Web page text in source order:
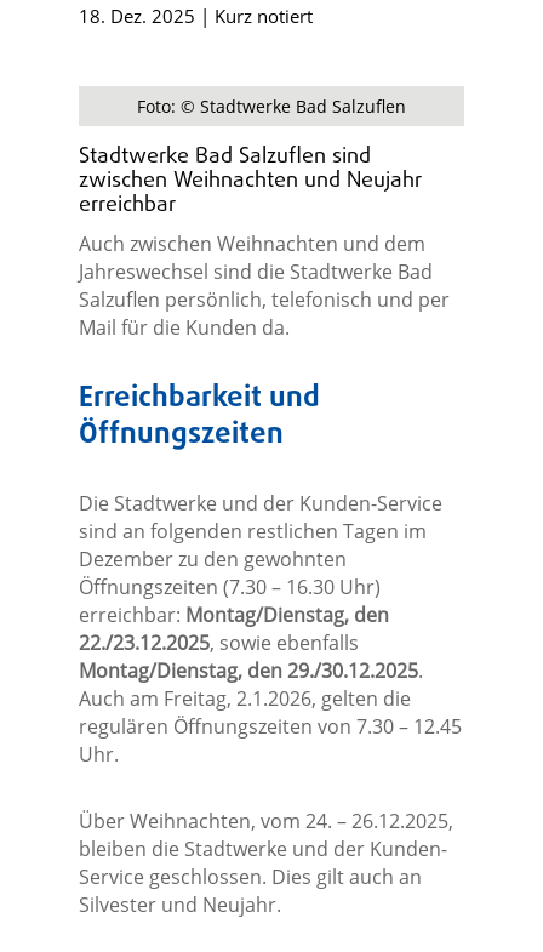
18. Dez. 2025 | Kurz notiert
Foto: © Stadtwerke Bad Salzuflen
Stadtwerke Bad Salzuflen sind
zwischen Weihnachten und Neujahr
erreichbar
Auch zwischen Weihnachten und dem
Jahreswechsel sind die Stadtwerke Bad
Salzuflen persönlich, telefonisch und per
Mail für die Kunden da.
Erreichbarkeit und
Öffnungszeiten
Die Stadtwerke und der Kunden-Service
sind an folgenden restlichen Tagen im
Dezember zu den gewohnten
Öffnungszeiten (7.30 – 16.30 Uhr)
erreichbar: Montag/Dienstag, den
22./23.12.2025, sowie ebenfalls
Montag/Dienstag, den 29./30.12.2025.
Auch am Freitag, 2.1.2026, gelten die
regulären Öffnungszeiten von 7.30 – 12.45
Uhr.
Über Weihnachten, vom 24. – 26.12.2025,
bleiben die Stadtwerke und der Kunden-
Service geschlossen. Dies gilt auch an
Silvester und Neujahr.